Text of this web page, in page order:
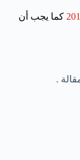
كما يجب أن
.